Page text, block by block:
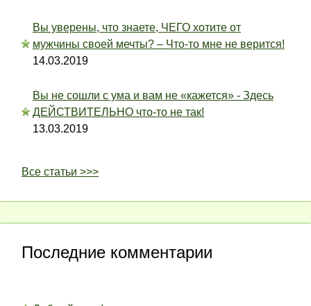
Вы уверены, что знаете, ЧЕГО хотите от
мужчины своей мечты? – Что-то мне не верится!
14.03.2019
Вы не сошли с ума и вам не «кажется» - Здесь
ДЕЙСТВИТЕЛЬНО что-то не так!
13.03.2019
Все статьи >>>
Последние комментарии